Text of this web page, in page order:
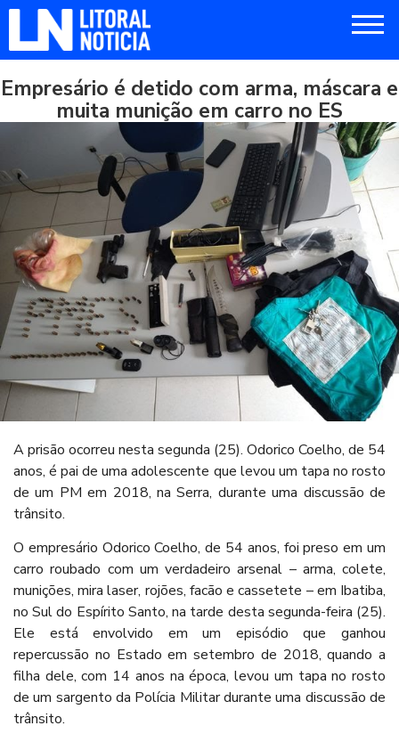
Empresário é detido com arma, máscara e
muita munição em carro no ES
A prisão ocorreu nesta segunda (25). Odorico Coelho, de 54
anos, é pai de uma adolescente que levou um tapa no rosto
de um PM em 2018, na Serra, durante uma discussão de
trânsito.
O empresário Odorico Coelho, de 54 anos, foi preso em um
carro roubado com um verdadeiro arsenal – arma, colete,
munições, mira laser, rojões, facão e cassetete – em Ibatiba,
no Sul do Espírito Santo, na tarde desta segunda-feira (25).
Ele está envolvido em um episódio que ganhou
repercussão no Estado em setembro de 2018, quando a
filha dele, com 14 anos na época, levou um tapa no rosto
de um sargento da Polícia Militar durante uma discussão de
trânsito.